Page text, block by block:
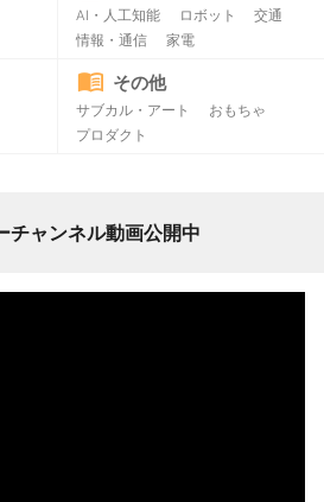
AI・人工知能 ロボット
交通
情報・通信
家電
その他
サブカル・アート
おもちゃ
プロダクト
チャンネル動画公開中